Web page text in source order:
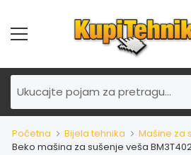
Početna Bijela tehnika
Mašine za
Beko mašina za sušenje veša